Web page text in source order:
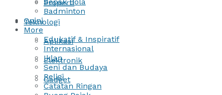
Properti
Teknologi
Aplikasi
Elektronik
Gadget
Badminton
Opini
More
Edukatif & Inspiratif
Internasional
Iklan
Seni dan Budaya
Religi
Catatan Ringan